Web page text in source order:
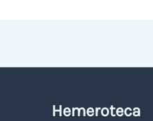
Hemeroteca